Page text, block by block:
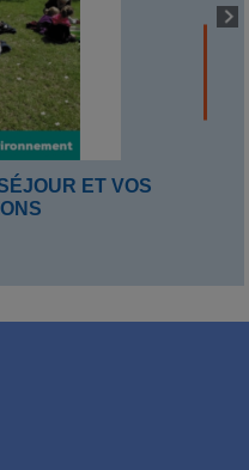
ET VOS